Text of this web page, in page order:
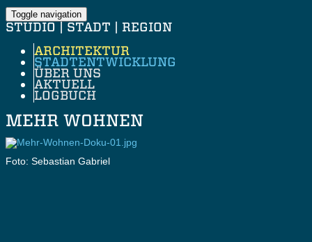
Toggle navigation
STUDIO | STADT | REGION
ARCHITEKTUR
STADTENTWICKLUNG
ÜBER UNS
AKTUELL
LOGBUCH
MEHR WOHNEN
Foto: Sebastian Gabriel